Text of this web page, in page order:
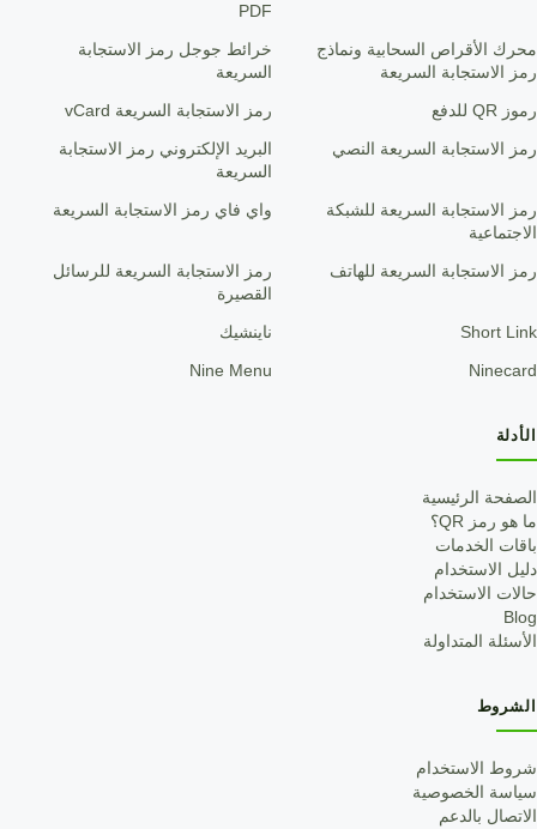
PDF
محرك الأقراص السحابية ونماذج
رمز الاستجابة السريعة
خرائط جوجل رمز الاستجابة
السريعة
رموز QR للدفع رمز الاستجابة السريعة vCard
رمز الاستجابة السريعة النصي
البريد الإلكتروني رمز الاستجابة
السريعة
رمز الاستجابة السريعة للشبكة
الاجتماعية
واي فاي رمز الاستجابة السريعة
رمز الاستجابة السريعة للهاتف
رمز الاستجابة السريعة للرسائل
القصيرة
Short Link ناينشيك
Ninecard
Nine Menu
الأدلة
الصفحة الرئيسية
ما هو رمز QR؟
باقات الخدمات
دليل الاستخدام
حالات الاستخدام
Blog
الأسئلة المتداولة
الشروط
شروط الاستخدام
سياسة الخصوصية
الاتصال بالدعم